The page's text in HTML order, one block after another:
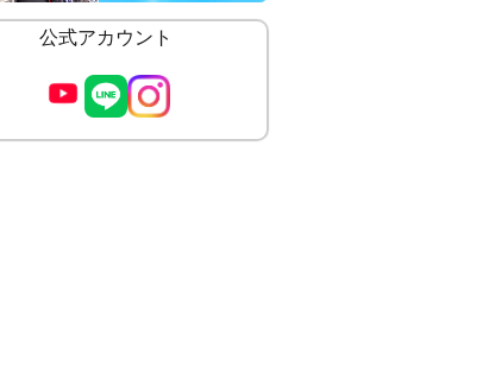
公式アカウント